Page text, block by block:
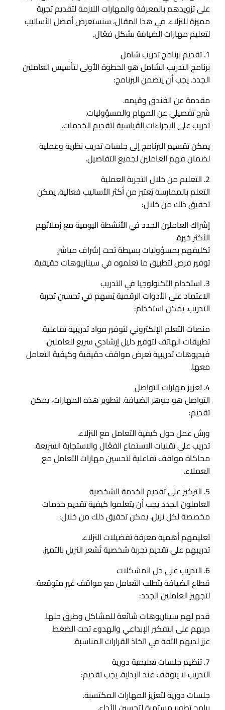
على تزويدهم بالمعرفة والمهارات اللازمة لتقديم تجربة
مميزة للنزلاء. في هذا المقال، سنستعرض أفضل الأساليب
لتعليم مهارات الضيافة بشكل فعّال.
1. تقديم برنامج تدريب شامل
برنامج التدريب الشامل هو الخطوة الأولى لتأسيس العاملين
الجدد. يجب أن يتضمن البرنامج:
مقدمة عن الفندق وقيمه.
شرح تفصيلي عن المهام والمسؤوليات.
تدريب على الإجراءات القياسية لتقديم الخدمات.
يمكن تقسيم البرنامج إلى جلسات تدريب نظرية وعملية
لضمان فهم العاملين لجميع التفاصيل.
2. التعليم من خلال التجربة العملية
التعلم بالممارسة يُعتبر من أكثر الأساليب فعالية. يمكن
تحقيق ذلك من خلال:
إشراك العاملين الجدد في الأنشطة اليومية مع زملائهم
الأكثر خبرة.
تكليفهم بمسؤوليات بسيطة تحت إشراف مباشر.
توفير فرص لتطبيق ما تعلموه في سيناريوهات حقيقية.
3. استخدام التكنولوجيا في التدريب
الاعتماد على الأدوات الرقمية يُسهم في تحسين تجربة
التدريب. يمكن استخدام:
منصات التعلم الإلكتروني لتوفير مواد تدريبية تفاعلية.
تطبيقات الهاتف لتوفير دليل إرشادي سريع للعاملين.
فيديوهات تدريبية تعرض مواقف حقيقية وكيفية التعامل
معها.
4. تعزيز مهارات التواصل
التواصل هو جوهر الضيافة. لتطوير هذه المهارات، يمكن
تقديم:
ورش عمل حول كيفية التعامل مع النزلاء.
تدريب على تقنيات الاستماع الفعّال والاستجابة السريعة.
محاكاة مواقف تفاعلية لتحسين مهارات التعامل مع
العملاء.
5. التركيز على تقديم الخدمة الشخصية
العاملون الجدد يجب أن يتعلموا كيفية تقديم خدمات
مخصصة لكل نزيل. يمكن تحقيق ذلك من خلال:
تعليمهم أهمية معرفة تفضيلات النزلاء.
تدريبهم على تقديم تجربة شخصية تُشعر النزيل بالتميز.
6. التدريب على حل المشكلات
قطاع الضيافة يتطلب التعامل مع مواقف غير متوقعة.
لتجهيز العاملين الجدد:
قدم لهم سيناريوهات شائعة للمشاكل وطرق حلها.
دربهم على التفكير الإبداعي والهدوء تحت الضغط.
عزز لديهم الثقة في اتخاذ القرارات المناسبة.
7. تنظيم جلسات تعليمية دورية
التدريب لا يتوقف عند البداية. يجب تقديم:
جلسات دورية لتعزيز المهارات المكتسبة.